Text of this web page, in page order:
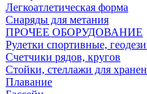
Легкоатлетическая форма
Снаряды для метания
ПРОЧЕЕ ОБОРУДОВАНИЕ
Рулетки спортивные,
Счетчики рядов, кругов
Стойки, стеллажи для
Плавание